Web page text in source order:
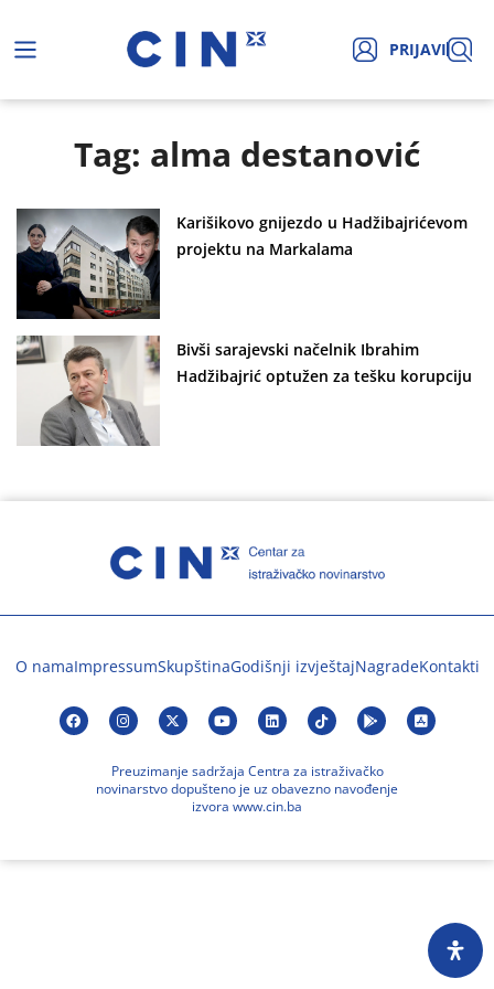
PRIJAVI
Tag: alma destanović
Karišikovo gnijezdo u Hadžibajrićevom
projektu na Markalama
Bivši sarajevski načelnik Ibrahim
Hadžibajrić optužen za tešku korupciju
O namaImpressumSkupštinaGodišnji izvještajNagradeKontakti
Preuzimanje sadržaja Centra za istraživačko
novinarstvo dopušteno je uz obavezno navođenje
izvora www.cin.ba